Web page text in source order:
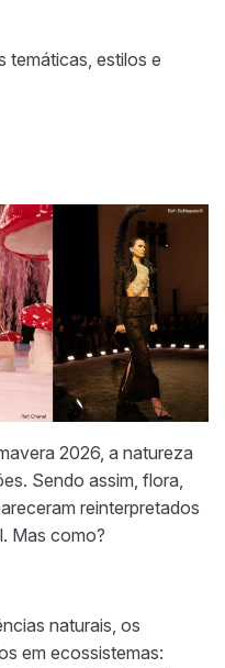
temáticas, estilos e
2026, a natureza
Sendo assim, flora,
reinterpretados
Mas como?
naturais, os
em ecossistemas: